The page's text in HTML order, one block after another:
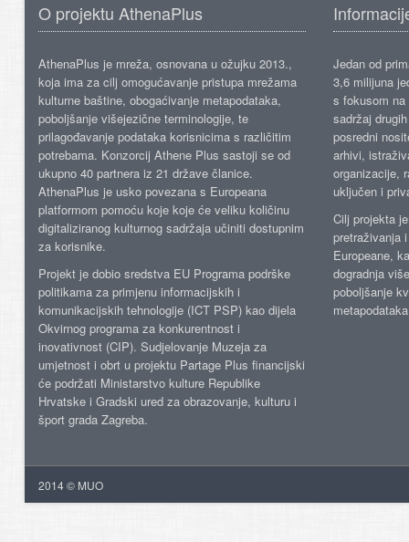
O projektu AthenaPlus
AthenaPlus je mreža, osnovana u ožujku 2013.,
koja ima za cilj omogućavanje pristupa mrežama
kulturne baštine, obogaćivanje metapodataka,
poboljšanje višejezične terminologije, te
prilagođavanje podataka korisnicima s različitim
potrebama. Konzorcij Athene Plus sastoji se od
ukupno 40 partnera iz 21 države članice.
AthenaPlus je usko povezana s Europeana
platformom pomoću koje koje će veliku količinu
digitaliziranog kulturnog sadržaja učiniti dostupnim
za korisnike.
Projekt je dobio sredstva EU Programa podrške
politikama za primjenu informacijskih i
komunikacijskih tehnologije (ICT PSP) kao dijela
Okvirnog programa za konkurentnost i
inovativnost (CIP). Sudjelovanje Muzeja za
umjetnost i obrt u projektu Partage Plus financijski
će podržati Ministarstvo kulture Republike
Hrvatske i Gradski ured za obrazovanje, kulturu i
šport grada Zagreba.
Jedan od
3,6 milijuna
s fokusom
sadržaj
posredni
arhivi,
organizacije,
uključen i
Cilj projekta
pretraživanja
Europeane,
dogradnja
poboljšanje
2014 © MUO